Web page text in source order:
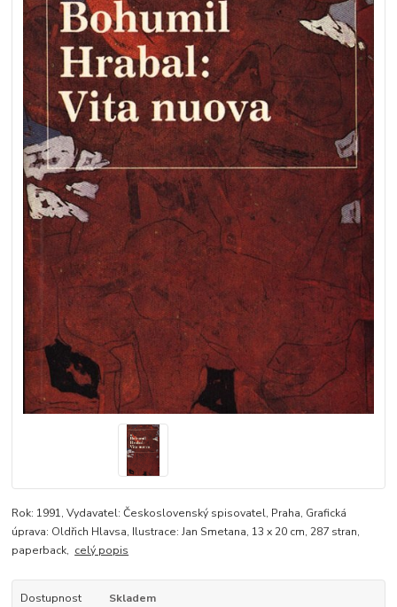
Rok: 1991, Vydavatel: Československý spisovatel, Praha, Grafická
úprava: Oldřich Hlavsa, Ilustrace: Jan Smetana, 13 x 20 cm, 287 stran,
paperback, celý popis
Dostupnost Skladem